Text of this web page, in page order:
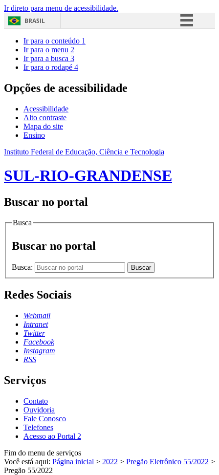
Ir direto para menu de acessibilidade.
BRASIL
Acesso à informação
Ir para o conteúdo 1
Ir para o menu 2
Ir para a busca 3
Ir para o rodapé 4
Opções de acessibilidade
Acessibilidade
Alto contraste
Mapa do site
Ensino
Instituto Federal de Educação, Ciência e Tecnologia
SUL-RIO-GRANDENSE
Buscar no portal
Busca
Buscar no portal
Busca: Buscar
Redes Sociais
Webmail
Intranet
Twitter
Facebook
Instagram
RSS
Serviços
Contato
Ouvidoria
Fale Conosco
Telefones
Acesso ao Portal 2
Fim do menu de serviços
Você está aqui: Página inicial > 2022 > Pregão Eletrônico 55/2022 >
Pregão 55/2022